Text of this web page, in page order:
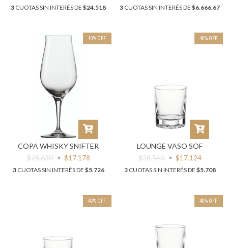
3 CUOTAS SIN INTERÉS DE $24.518 3 CUOTAS SIN INTERÉS DE $6.666,67
40% OFF
COPA WHISKY SNIFTER
$28.630
$17.178
3CUOTAS SIN INTERÉS DE $5.726
40% OFF
LOUNGE VASO SOF
$28.540
$17.124
3CUOTAS SIN INTERÉS DE $5.708
40% OFF 40% OFF